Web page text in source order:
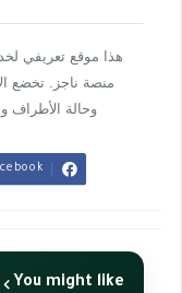
هذا موقع تعريفي
منصة ناجز. تخضع
وحالة الأطراف
You might like